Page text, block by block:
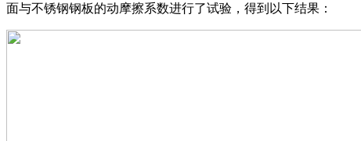
面与不锈钢钢板的动摩擦系数进行了试验，得到以下结果：